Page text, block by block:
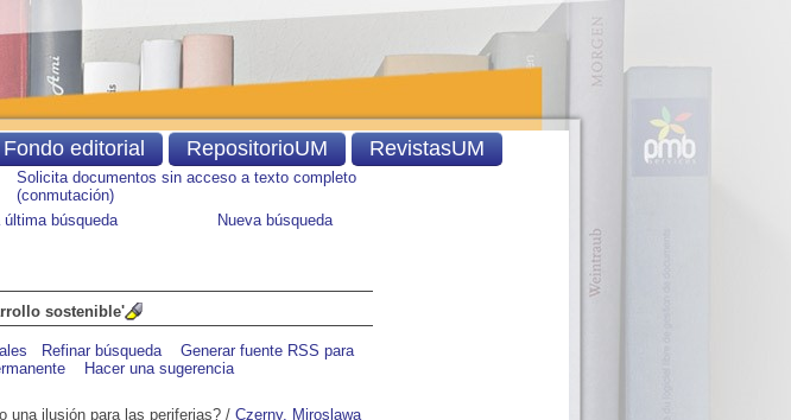
Solicita documentos sin acceso a texto completo
(conmutación)
búsqueda
Nueva búsqueda
sostenible'
Refinar búsqueda
Generar fuente RSS para
Hacer una sugerencia
una ilusión para las periferias? / Czerny, Miroslawa
Fondo editorial RepositorioUM RevistasUM